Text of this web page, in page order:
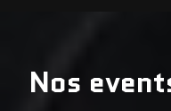
Nos